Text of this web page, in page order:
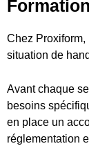
Chez
situation de
Avant chaque
besoins
en place un
réglementation